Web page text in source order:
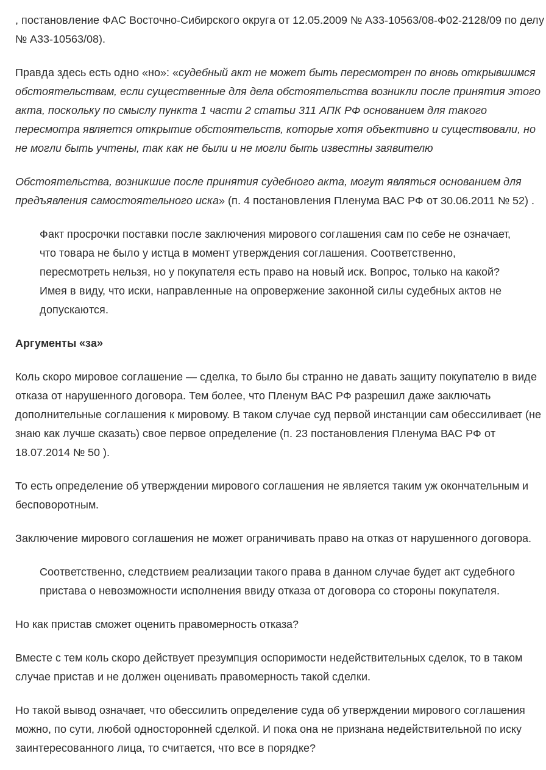
, постановление ФАС Восточно-Сибирского округа от 12.05.2009 № А33-10563/08-Ф02-2128/09 по делу
№ А33-10563/08).
Правда здесь есть одно «но»: «судебный акт не может быть пересмотрен по вновь открывшимся
обстоятельствам, если существенные для дела обстоятельства возникли после принятия этого
акта, поскольку по смыслу пункта 1 части 2 статьи 311 АПК РФ основанием для такого
пересмотра является открытие обстоятельств, которые хотя объективно и существовали, но
не могли быть учтены, так как не были и не могли быть известны заявителю
Обстоятельства, возникшие после принятия судебного акта, могут являться основанием для
предъявления самостоятельного иска» (п. 4 постановления Пленума ВАС РФ от 30.06.2011 № 52) .
Факт просрочки поставки после заключения мирового соглашения сам по себе не означает,
что товара не было у истца в момент утверждения соглашения. Соответственно,
пересмотреть нельзя, но у покупателя есть право на новый иск. Вопрос, только на какой?
Имея в виду, что иски, направленные на опровержение законной силы судебных актов не
допускаются.
Аргументы «за»
Коль скоро мировое соглашение — сделка, то было бы странно не давать защиту покупателю в виде
отказа от нарушенного договора. Тем более, что Пленум ВАС РФ разрешил даже заключать
дополнительные соглашения к мировому. В таком случае суд первой инстанции сам обессиливает (не
знаю как лучше сказать) свое первое определение (п. 23 постановления Пленума ВАС РФ от
18.07.2014 № 50 ).
То есть определение об утверждении мирового соглашения не является таким уж окончательным и
бесповоротным.
Заключение мирового соглашения не может ограничивать право на отказ от нарушенного договора.
Соответственно, следствием реализации такого права в данном случае будет акт судебного
пристава о невозможности исполнения ввиду отказа от договора со стороны покупателя.
Но как пристав сможет оценить правомерность отказа?
Вместе с тем коль скоро действует презумпция оспоримости недействительных сделок, то в таком
случае пристав и не должен оценивать правомерность такой сделки.
Но такой вывод означает, что обессилить определение суда об утверждении мирового соглашения
можно, по сути, любой односторонней сделкой. И пока она не признана недействительной по иску
заинтересованного лица, то считается, что все в порядке?